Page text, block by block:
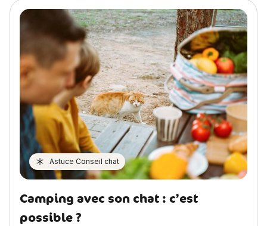
Astuce Conseil chat
Camping avec son chat : c’est
possible ?